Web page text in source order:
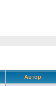
Автор